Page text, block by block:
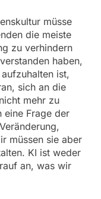
müsse
die meiste
zu verhindern
haben,
ist,
sich an die
mehr zu
eine Frage der
müssen sie aber
KI ist weder
an, was wir